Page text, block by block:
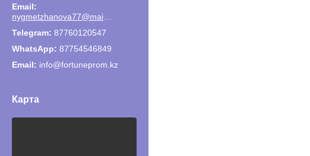
87760120547
87754546849
Email
info@fortuneprom.kz
Карта